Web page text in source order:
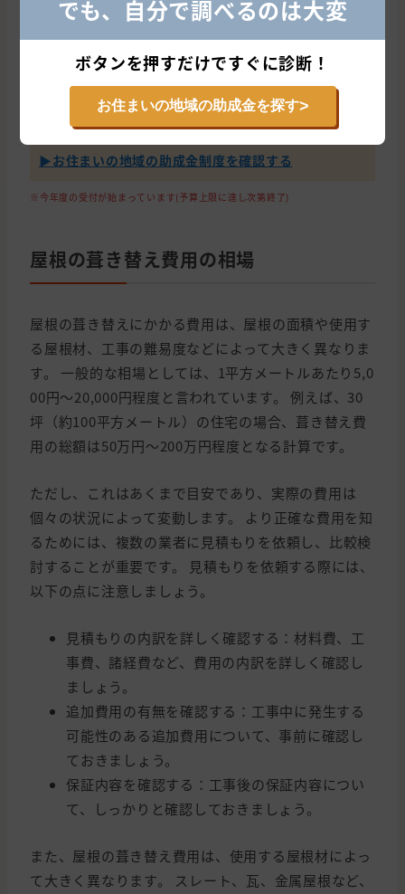
また、補助金制度によっては、申請書類の書式が指定
どで書式をダウンロードし、正しく記入するようにし
ましょう。
知らないと差がつく助成金の地域条件
▶︎お住まいの地域の助成金制度を確認する
※今年度の受付が始まっています(予算上限に達し次第終了)
屋根の葺き替え費用の相場
屋根の葺き替えにかかる費用は、屋根の面積や使用す
る屋根材、工事の難易度などによって大きく異なりま
す。 一般的な相場としては、1平方メートルあたり5,0
00円～20,000円程度と言われています。 例えば、30
坪（約100平方メートル）の住宅の場合、葺き替え費
用の総額は50万円～200万円程度となる計算です。
ただし、これはあくまで目安であり、実際の費用は
個々の状況によって変動します。 より正確な費用を知
るためには、複数の業者に見積もりを依頼し、比較検
討することが重要です。 見積もりを依頼する際には、
以下の点に注意しましょう。
見積もりの内訳を詳しく確認する：材料費、工
事費、諸経費など、費用の内訳を詳しく確認し
ましょう。
追加費用の有無を確認する：工事中に発生する
可能性のある追加費用について、事前に確認し
ておきましょう。
保証内容を確認する：工事後の保証内容につい
て、しっかりと確認しておきましょう。
また、屋根の葺き替え費用は、使用する屋根材によっ
て大きく異なります。 スレート、瓦、金属屋根など、
でも、自分で調べるのは大変
ボタンを押すだけですぐに診断！
お住まいの地域の助成金を探す>